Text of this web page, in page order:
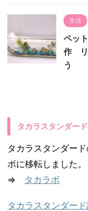
生活
ペッ
作 リ
う
タカラスタンダー
タカラスタンダー
ボに移転しました。
⇒ タカラボ
タカラスタンダー